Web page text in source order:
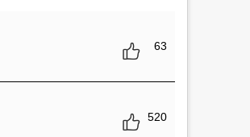
63
520